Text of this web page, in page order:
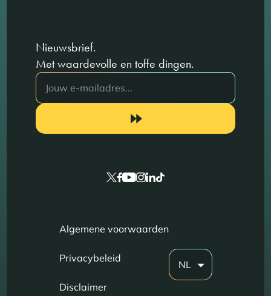
Nieuwsbrief.
Met waardevolle en toffe dingen.
Algemene voorwaarden
Privacybeleid
Disclaimer
NL